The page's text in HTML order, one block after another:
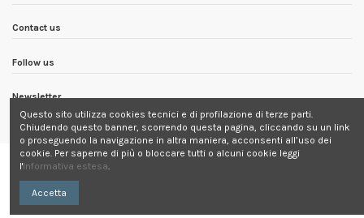
Contact us
Follow us
Newsletter
Questo sito utilizza cookies tecnici e di profilazione di terze parti.
Chiudendo questo banner, scorrendo questa pagina, cliccando su un link
o proseguendo la navigazione in altra maniera, acconsenti all’uso dei
cookie. Per saperne di più o bloccare tutti o alcuni cookie leggi
l'Informativa estesa.
Accetta